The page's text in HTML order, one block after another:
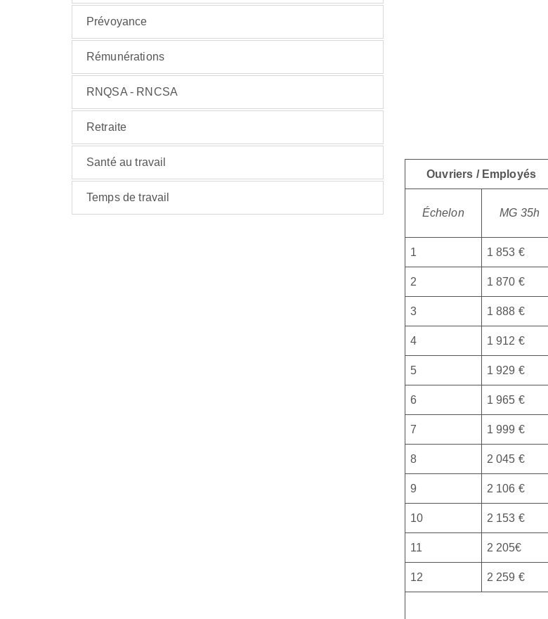
Prévoyance
Rémunérations
RNQSA - RNCSA
Retraite
Santé au travail
Temps de travail
Ouvriers / Employés
Échelon MG 35h
1 1 853 €
2 1 870 €
3 1 888 €
4 1 912 €
5 1 929 €
6 1 965 €
7 1 999 €
8 2 045 €
9 2 106 €
10 2 153 €
11 2 205€
12 2 259 €